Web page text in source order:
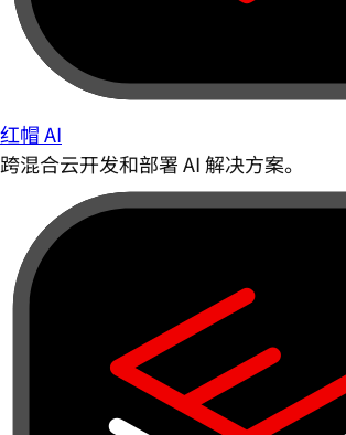
红帽 AI
跨混合云开发和部署 AI 解决方案。